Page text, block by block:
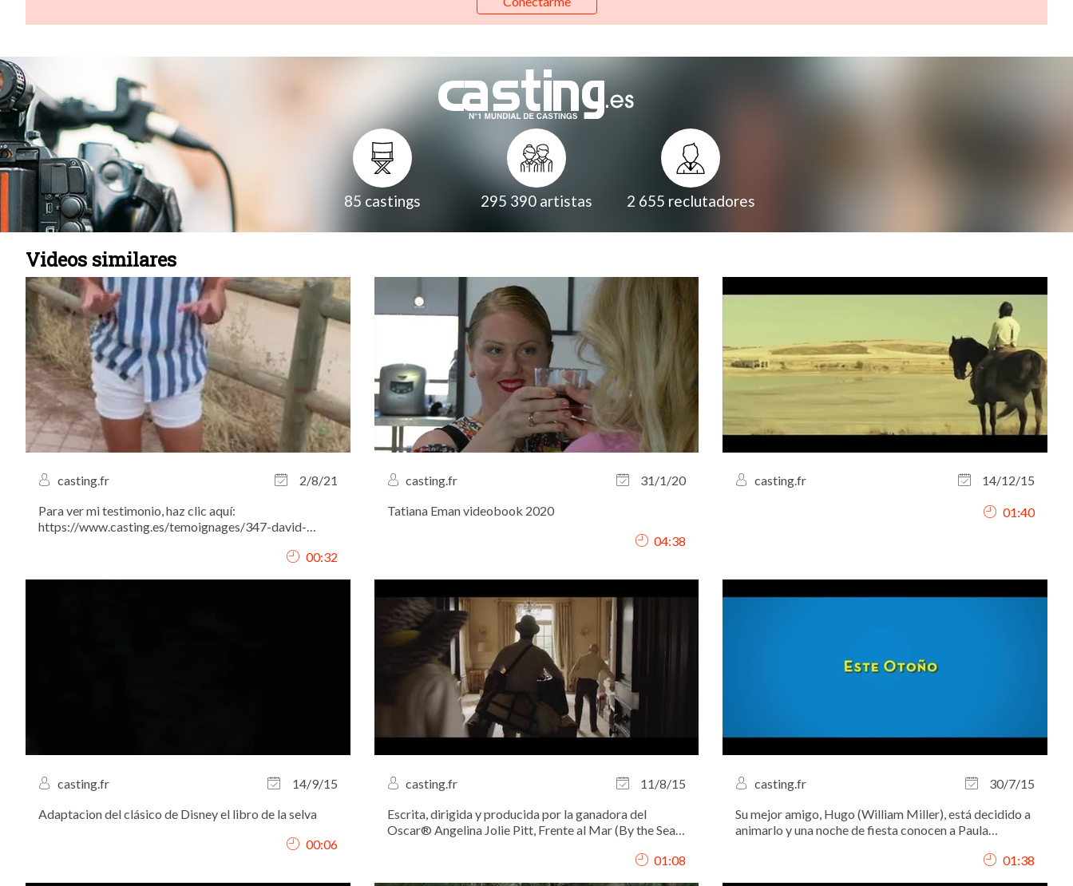
85 castings 295 390 artistas 2 655 reclutadores
Videos similares
casting.fr
2/8/21
Para ver mi testimonio, haz clic aquí:
https://www.casting.es/temoignages/347-david-
sus-consejos-para-tener-una-carrera-llena-de-exitos.
00:32
casting.fr
31/1/20
Tatiana Eman videobook 2020
04:38
casting.fr 14/12/15
01:40
casting.fr
14/9/15
Adaptacion del clásico de Disney el libro de la selva
00:06
casting.fr
11/8/15
Escrita, dirigida y producida por la ganadora del
Oscar® Angelina Jolie Pitt, Frente al Mar (By the Sea)
01:08
casting.fr
30/7/15
Su mejor amigo, Hugo (William Miller), está decidido a
animarlo y una noche de fiesta conocen a Paula
(Alexandra Jiménez), un antiguo ligue de Hugo y la01:38